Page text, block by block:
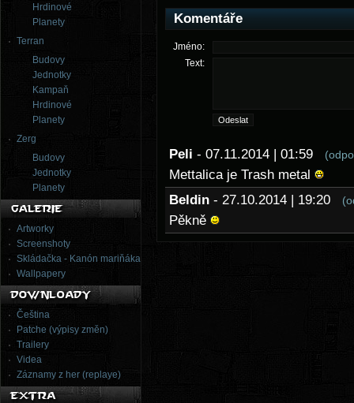
Hrdinové
Planety
Terran
Budovy
Jednotky
Kampaň
Hrdinové
Planety
Zerg
Budovy
Jednotky
Planety
Artworky
Screenshoty
Skládačka - Kanón mariňáka
Wallpapery
Čeština
Patche (výpisy změn)
Trailery
Videa
Záznamy z her (replaye)
Komentáře
Jméno:
Text:
Peli - 07.11.2014 | 01:59
Mettalica je Trash metal
Beldin - 27.10.2014 | 19:20
Pěkně